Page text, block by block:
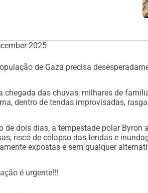
2025
de Gaza precisa
chegada das chuvas, milhares de
dentro de tendas improvisadas,
de dois dias, a tempestade polar
risco de colapso das tendas e
expostas e sem qualquer
é urgente!!!